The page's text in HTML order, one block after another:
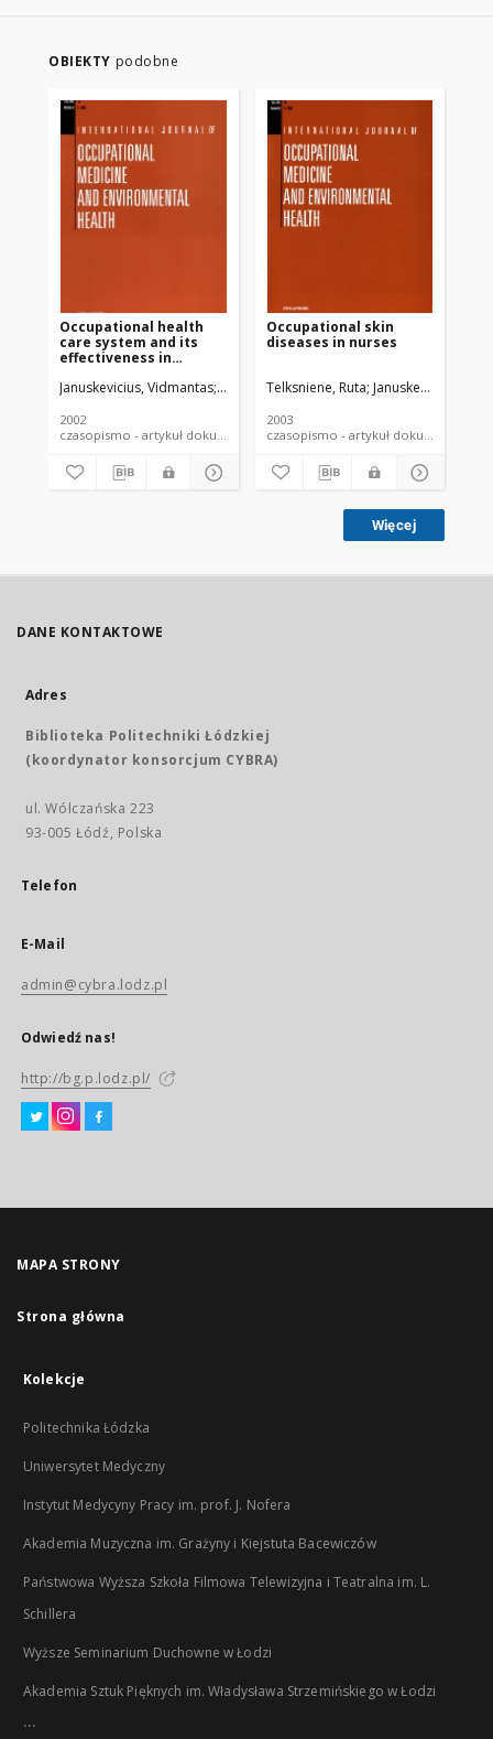
OBIEKTY podobne
Occupational health
care system and its
effectiveness in
Januskevicius, Vidmantas Teleksniene, Ruta
2002
czasopismo - artykuł dokument piśmienniczy
Occupational skin
diseases in nurses
Telksniene, Ruta Januskevicius,
2003
czasopismo - artykuł
Więcej
DANE KONTAKTOWE
Adres
Biblioteka Politechniki Łódzkiej
(koordynator konsorcjum CYBRA)
ul. Wólczańska 223
93-005 Łódź, Polska
Telefon
E-Mail
admin@cybra.lodz.pl
Odwiedź nas!
http://bg.p.lodz.pl/
MAPA STRONY
Strona główna
Kolekcje
Politechnika Łódzka
Uniwersytet Medyczny
Instytut Medycyny Pracy im. prof. J. Nofera
Akademia Muzyczna im. Grażyny i Kiejstuta Bacewiczów
Państwowa Wyższa Szkoła Filmowa Telewizyjna i Teatralna im. L.
Schillera
Wyższe Seminarium Duchowne w Łodzi
Akademia Sztuk Pięknych im. Władysława Strzemińskiego w Łodzi
...